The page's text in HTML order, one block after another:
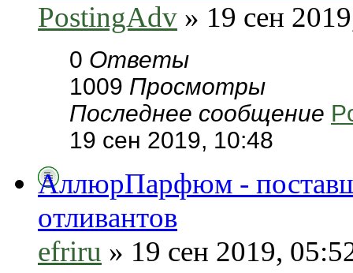
PostingAdv » 19 сен
0 Ответы
1009 Просмотры
Последнее сообщение
19 сен 2019, 10:48
АллюрПарфюм -
отливантов
efriru » 19 сен 2019,